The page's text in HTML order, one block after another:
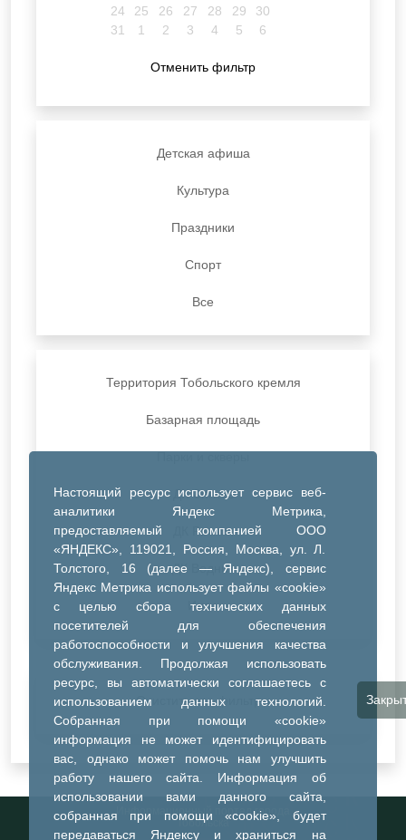
Настоящий ресурс использует сервис веб-
аналитики Яндекс Метрика,
предоставляемый компанией ООО
«ЯНДЕКС», 119021, Россия, Москва, ул. Л.
Толстого, 16 (далее — Яндекс), сервис
Яндекс Метрика использует файлы «cookie»
с целью сбора технических данных
посетителей для обеспечения
работоспособности и улучшения качества
обслуживания. Продолжая использовать
ресурс, вы автоматически соглашаетесь с
использованием данных технологий.
Собранная при помощи «cookie»
информация не может идентифицировать
вас, однако может помочь нам улучшить
работу нашего сайта. Информация об
использовании вами данного сайта,
собранная при помощи «cookie», будет
передаваться Яндексу и храниться на
24
25 26 27 28 29
30
31
1 2 3 4 5 6
Отменить фильтр
Детская афиша
Культура
Праздники
Спорт
Все
Территория Тобольского кремля
Базарная площадь
ДК Синтез
ДК Речник
ДК Водник
Иное
Очистить все фильтры
Информационный портал города
Тобольска